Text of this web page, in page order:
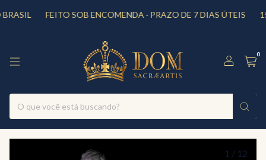
FEITO SOB ENCOMENDA · PRAZO DE 7 DIAS ÚTEIS
0
1 / 12